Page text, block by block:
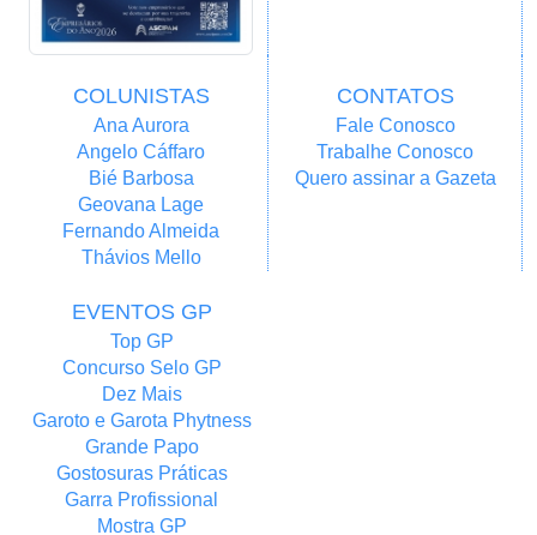
COLUNISTAS
Ana Aurora
Angelo Cáffaro
Bié Barbosa
Geovana Lage
Fernando Almeida
Thávios Mello
CONTATOS
Fale Conosco
Trabalhe Conosco
Quero assinar a Gazeta
EVENTOS GP
Top GP
Concurso Selo GP
Dez Mais
Garoto e Garota Phytness
Grande Papo
Gostosuras Práticas
Garra Profissional
Mostra GP